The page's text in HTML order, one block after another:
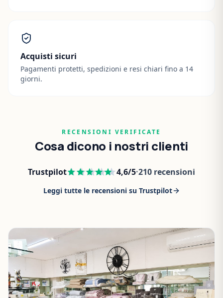
Acquisti sicuri
Pagamenti protetti, spedizioni e resi chiari fino a 14
giorni.
RECENSIONI VERIFICATE
Cosa dicono i nostri clienti
Trustpilot 4,6/5·210 recensioni
Leggi tutte le recensioni su Trustpilot